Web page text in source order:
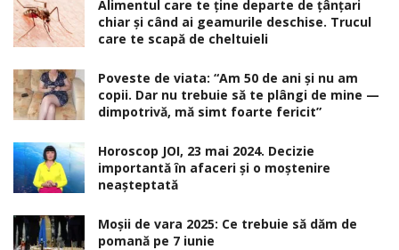
Alimentul care te ține departe de țânțari
chiar și când ai geamurile deschise. Trucul
care te scapă de cheltuieli
Poveste de viata: “Am 50 de ani și nu am
copii. Dar nu trebuie să te plângi de mine —
dimpotrivă, mă simt foarte fericit”
Horoscop JOI, 23 mai 2024. Decizie
importantă în afaceri şi o moştenire
neaşteptată
Moșii de vara 2025: Ce trebuie să dăm de
pomană pe 7 iunie